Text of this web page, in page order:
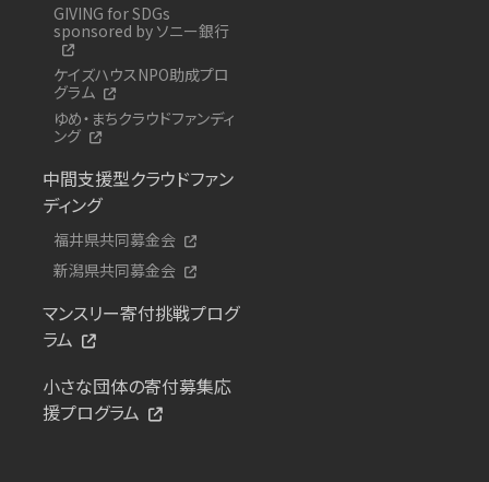
GIVING for SDGs
sponsored by ソニー銀行
ケイズハウスNPO助成プロ
グラム
ゆめ・まちクラウドファンディ
ング
中間支援型クラウドファン
ディング
福井県共同募金会
新潟県共同募金会
マンスリー寄付挑戦プログ
ラム
小さな団体の寄付募集応
援プログラム